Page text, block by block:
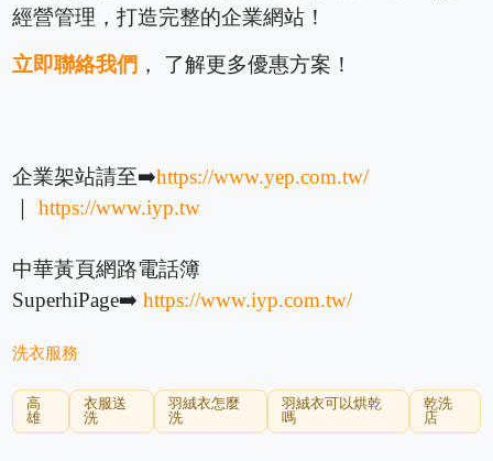
經營管理，打造完整的企業網站！
立即聯絡我們 ， 了解更多優惠方案！
企業架站請至➡️https://www.yep.com.tw/
｜https://www.iyp.tw
中華黃頁網路電話簿
SuperhiPage➡️https://www.iyp.com.tw/
洗衣服務
高
雄
衣服送
洗
羽絨衣怎麼
洗
羽絨衣可以烘乾
嗎
乾洗
店